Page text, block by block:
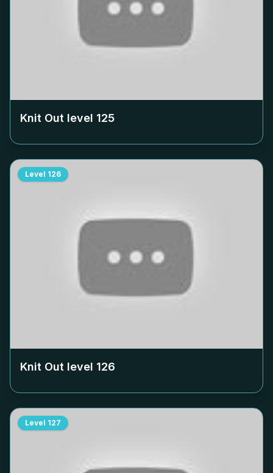
Knit Out level 125
Level 126
Knit Out level 126
Level 127